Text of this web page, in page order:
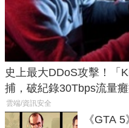
史上最大DDoS攻擊！「
捕，破紀錄30Tbps流量癱
雲端/資訊安全
《GTA